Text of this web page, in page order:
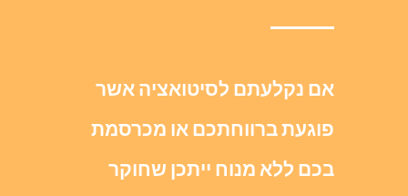
אם נקלעתם לסיטואציה אשר
פוגעת ברווחתכם או מכרסמת
בכם ללא מנוח ייתכן שחוקר